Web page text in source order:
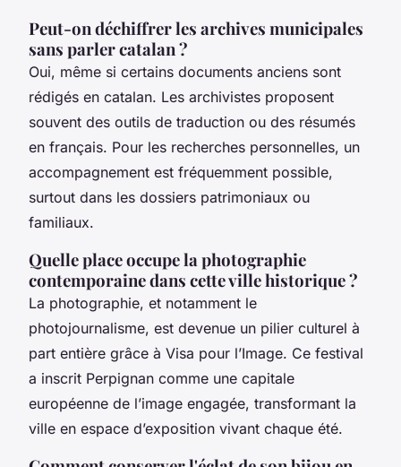
Peut-on déchiffrer les archives municipales
sans parler catalan ?
Oui, même si certains documents anciens sont
rédigés en catalan. Les archivistes proposent
souvent des outils de traduction ou des résumés
en français. Pour les recherches personnelles, un
accompagnement est fréquemment possible,
surtout dans les dossiers patrimoniaux ou
familiaux.
Quelle place occupe la photographie
contemporaine dans cette ville historique ?
La photographie, et notamment le
photojournalisme, est devenue un pilier culturel à
part entière grâce à Visa pour l’Image. Ce festival
a inscrit Perpignan comme une capitale
européenne de l’image engagée, transformant la
ville en espace d’exposition vivant chaque été.